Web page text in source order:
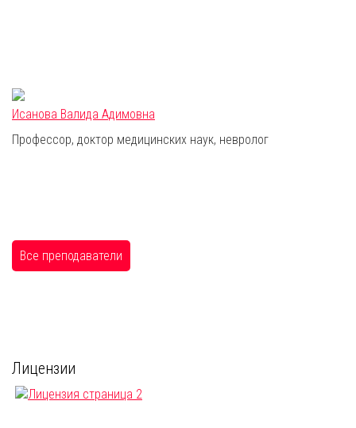
Исанова Валида Адимовна
Профессор, доктор медицинских наук, невролог
Все преподаватели
Лицензии